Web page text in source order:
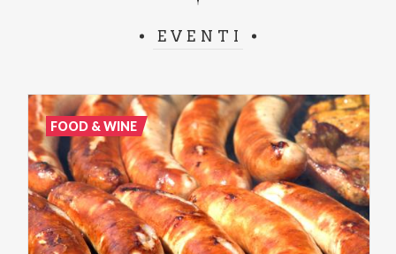
EVENTI
FOOD & WINE